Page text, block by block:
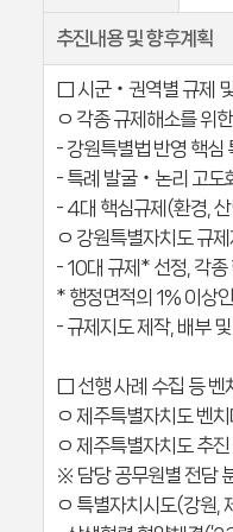
추진내용 및 향후계획
□ 시군‧권역별 규제
ㅇ 각종 규제해소를 위
- 강원특별법 반영 핵심
- 특례 발굴‧논리 고도
- 4대 핵심규제(환경, 산
ㅇ 강원특별자치도 규
- 10대 규제* 선정, 각종
* 행정면적의 1% 이상
- 규제지도 제작, 배부
□ 선행 사례 수집 등 벤
ㅇ 제주특별자치도 벤
ㅇ 제주특별자치도 추
※ 담당 공무원별 전담
ㅇ 특별자치시도(강원,